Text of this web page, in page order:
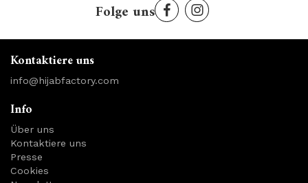
Folge uns
Kontaktiere uns
info@hijabfactory.com
Info
Über uns
Kontaktiere uns
Presse
Cookies